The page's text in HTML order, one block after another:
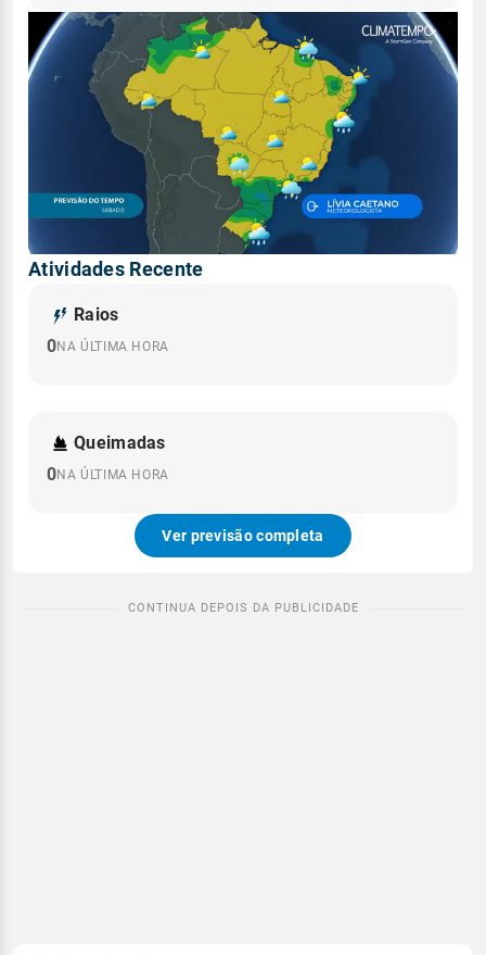
Atividades Recente
Raios
0NA ÚLTIMA HORA
Queimadas
0NA ÚLTIMA HORA
Ver previsão completa